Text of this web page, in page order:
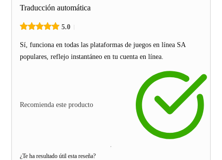
Traducción automática
5.0
Sí, funciona en todas las plataformas de juegos en línea SA
populares, reflejo instantáneo en tu cuenta en línea.
Recomienda este producto
¿Te ha resultado útil esta reseña?